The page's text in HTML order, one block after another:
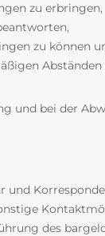
zu erbringen,
zu können
und bei der
und
des